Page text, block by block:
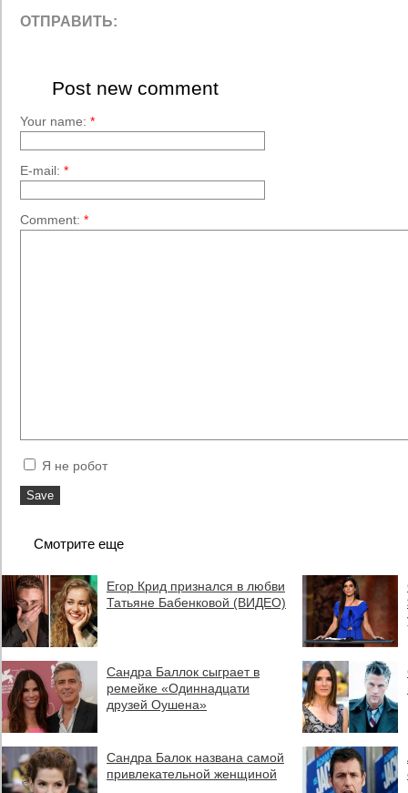
ОТПРАВИТЬ:
Post new comment
Your name: *
E-mail: *
Comment: *
Я не робот
Смотрите еще
Егор Крид признался в любви
Татьяне Бабенковой (ВИДЕО)
Сандра Баллок сыграет в
ремейке «Одиннадцати
друзей Оушена»
Сандра Балок названа самой
привлекательной женщиной